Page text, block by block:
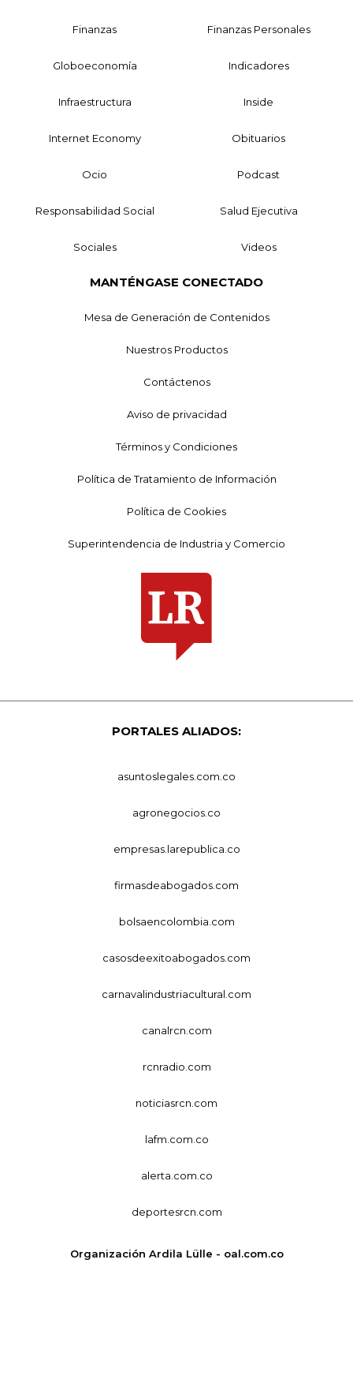
Finanzas Finanzas Personales
Globoeconomía Indicadores
Infraestructura Inside
Internet Economy Obituarios
Ocio Podcast
Responsabilidad Social Salud Ejecutiva
Sociales Videos
MANTÉNGASE CONECTADO
Mesa de Generación de Contenidos
Nuestros Productos
Contáctenos
Aviso de privacidad
Términos y Condiciones
Política de Tratamiento de Información
Política de Cookies
Superintendencia de Industria y Comercio
PORTALES ALIADOS:
asuntoslegales.com.co
agronegocios.co
empresas.larepublica.co
firmasdeabogados.com
bolsaencolombia.com
casosdeexitoabogados.com
carnavalindustriacultural.com
canalrcn.com
rcnradio.com
noticiasrcn.com
lafm.com.co
alerta.com.co
deportesrcn.com
Organización Ardila Lülle - oal.com.co